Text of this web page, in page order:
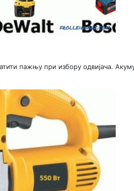
пажњу при избору одвијача.